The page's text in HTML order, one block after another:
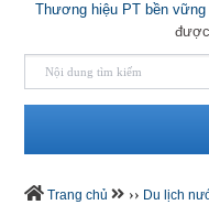
Thương hiệu PT bền
Trang chủ ›› Du lịch